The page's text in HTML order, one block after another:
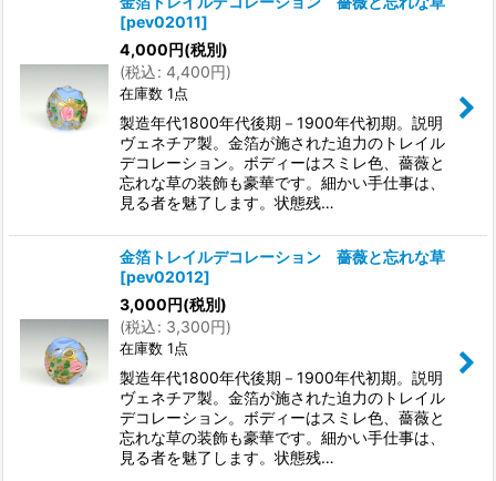
[pev02011]
4,000円(税別)
(税込: 4,400円)
在庫数 1点
製造年代1800年代後期－1900年代初期。説明
ヴェネチア製。金箔が施された迫力のトレイル
デコレーション。ボディーはスミレ色、薔薇と
忘れな草の装飾も豪華です。細かい手仕事は、
見る者を魅了します。状態残…
金箔トレイルデコレーション 薔薇と忘れな草
[pev02012]
3,000円(税別)
(税込: 3,300円)
在庫数 1点
製造年代1800年代後期－1900年代初期。説明
ヴェネチア製。金箔が施された迫力のトレイル
デコレーション。ボディーはスミレ色、薔薇と
忘れな草の装飾も豪華です。細かい手仕事は、
見る者を魅了します。状態残…